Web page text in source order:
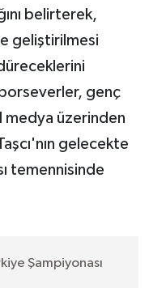
belirterek,
geliştirilmesi
genç
medya üzerinden
gelecekte
temennisinde
Şampiyonası